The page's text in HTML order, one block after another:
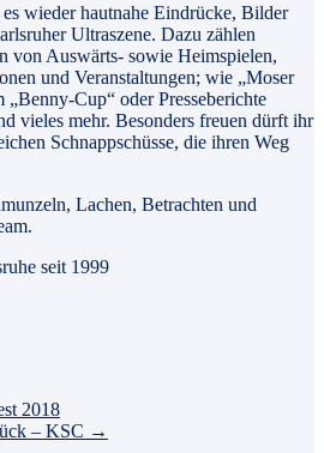
wieder hautnahe Eindrücke, Bilder
Ultraszene. Dazu zählen
von Auswärts- sowie Heimspielen,
und Veranstaltungen; wie „Moser
Cup“ oder Presseberichte
vieles mehr. Besonders freuen dürft ihr
Schnappschüsse, die ihren Weg
Lachen, Betrachten und
seit 1999
2018
– KSC →